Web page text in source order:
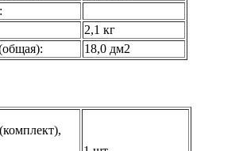
2,1 кг
18,0 дм2